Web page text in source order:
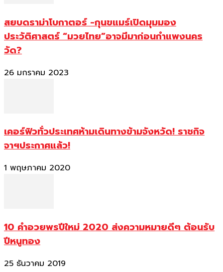
สยบดราม่าโบกาตอร์ -กุนขแมร์เปิดมุมมอง
ประวัติศาสตร์ “มวยไทย”อาจมีมาก่อนกำแพงนคร
วัด?
26 มกราคม 2023
เคอร์ฟิวทั่วประเทศห้ามเดินทางข้ามจังหวัด! ราชกิจ
จาฯประกาศแล้ว!
1 พฤษภาคม 2020
10 คำอวยพรปีใหม่ 2020 ส่งความหมายดีๆ ต้อนรับ
ปีหนูทอง
25 ธันวาคม 2019